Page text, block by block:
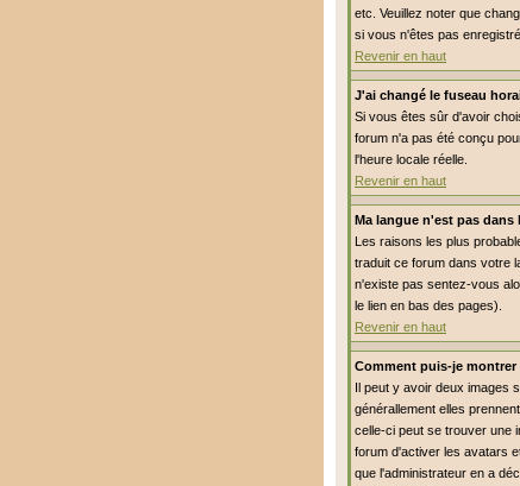
etc. Veuillez noter que
si vous n'êtes pas
Revenir en haut
J'ai changé le fuseau
Si vous êtes sûr d'avoir
forum n'a pas été conçu
l'heure locale réelle.
Revenir en haut
Ma langue n'est pas dans
Les raisons les plus
traduit ce forum dans votre
n'existe pas sentez-vous
le lien en bas des pages).
Revenir en haut
Comment puis-je
Il peut y avoir deux images
générallement elles
celle-ci peut se trouver une
forum d'activer les avatars
que l'administrateur en a